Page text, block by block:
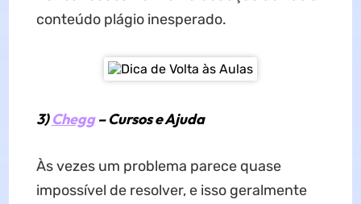
conteúdo plágio inesperado.
3)Chegg– Cursos e Ajuda
Às vezes um problema parece quase
impossível de resolver, e isso geralmente